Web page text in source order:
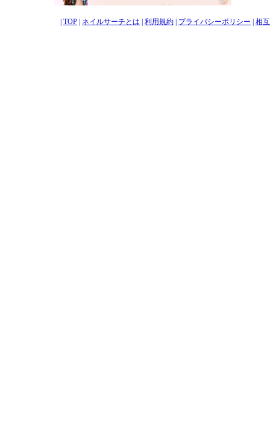
TOP ネイルサーチとは 利用規約 プライバシーポリシー 相